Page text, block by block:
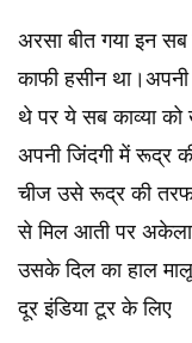
अरसा बीत गया इन
काफी हसीन
थे पर ये सब काव्या
अपनी जिंदगी में रूद्र
चीज उसे रूद्र की तरफ
से मिल आती पर
उसके दिल का हाल
दूर इंडिया टूर के लिए